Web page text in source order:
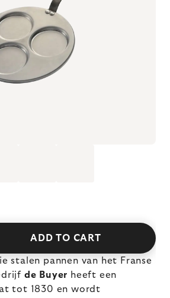
ADD TO CART
stalen pannen van het Franse
de Buyer heeft een
tot 1830 en wordt